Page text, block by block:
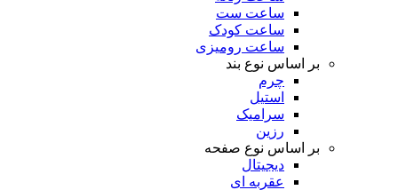
ساعت ست
ساعت کودک
ساعت رومیزی
بر اساس نوع بند
چرم
استیل
سرامیک
رزین
بر اساس نوع صفحه
دیجیتال
عقربه ای